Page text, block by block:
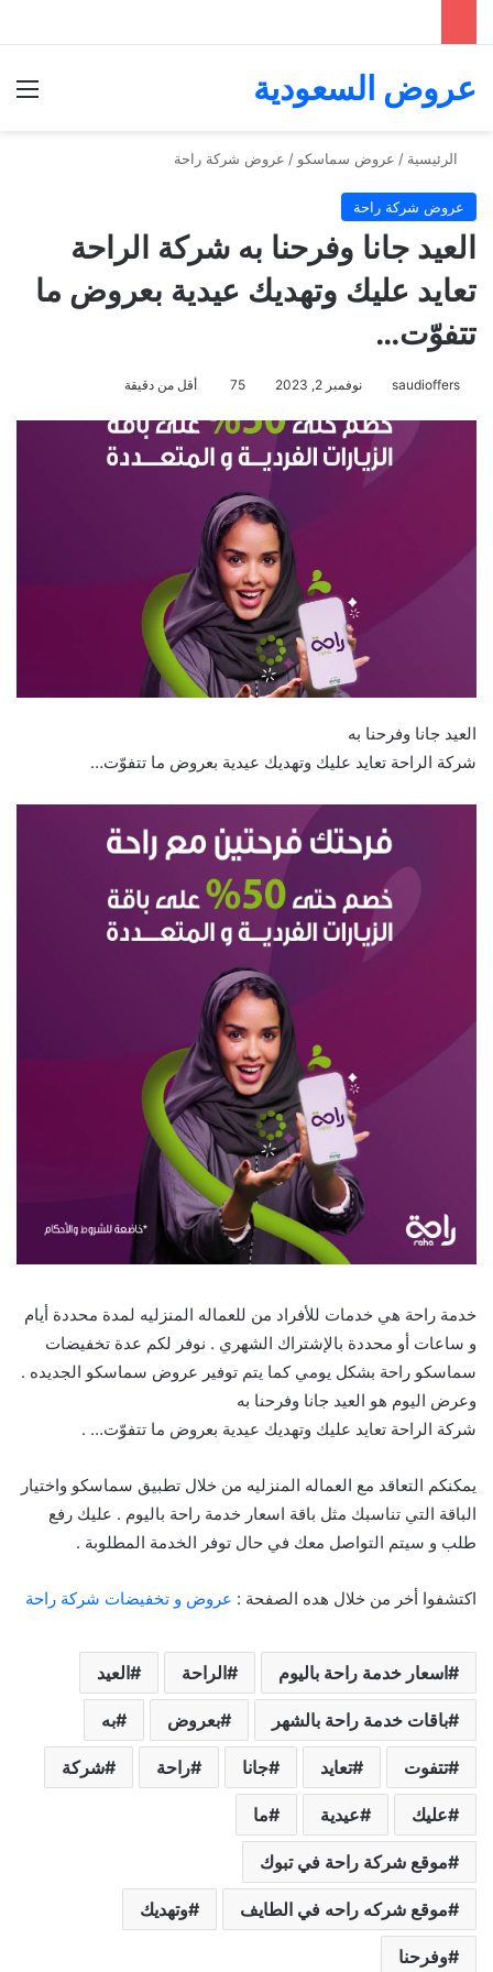
عروض السعودية
الرئيسية / عروض سماسكو / عروض شركة راحة
عروض شركة راحة
العيد جانا وفرحنا به شركة الراحة
تعايد عليك وتهديك عيدية بعروض ما
تتفوّت…
saudioffers نوفمبر 2, 2023 75 أقل من دقيقة
العيد جانا وفرحنا به
شركة الراحة تعايد عليك وتهديك عيدية بعروض ما تتفوّت…
خدمة راحة هي خدمات للأفراد من للعماله المنزليه لمدة محددة أيام
و ساعات أو محددة بالإشتراك الشهري . نوفر لكم عدة تخفيضات
سماسكو راحة بشكل يومي كما يتم توفير عروض سماسكو الجديده .
وعرض اليوم هو العيد جانا وفرحنا به
شركة الراحة تعايد عليك وتهديك عيدية بعروض ما تتفوّت… .
يمكنكم التعاقد مع العماله المنزليه من خلال تطبيق سماسكو واختيار
الباقة التي تناسبك مثل باقة اسعار خدمة راحة باليوم . عليك رفع
طلب و سيتم التواصل معك في حال توفر الخدمة المطلوبة .
اكتشفوا أخر من خلال هده الصفحة : عروض و تخفيضات شركة راحة
اسعار خدمة راحة باليوم الراحة العيد
باقات خدمة راحة بالشهر بعروض به
تتفوت تعايد جانا راحة شركة
عليك عيدية ما
موقع شركة راحة في تبوك
موقع شركه راحه في الطايف وتهديك
وفرحنا